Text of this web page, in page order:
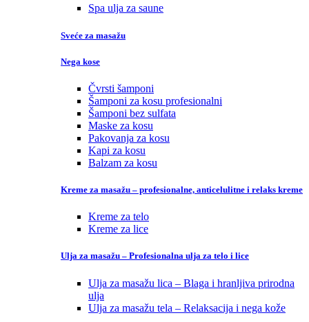
Spa ulja za saune
Sveće za masažu
Nega kose
Čvrsti šamponi
Šamponi za kosu profesionalni
Šamponi bez sulfata
Maske za kosu
Pakovanja za kosu
Kapi za kosu
Balzam za kosu
Kreme za masažu – profesionalne, anticelulitne i relaks kreme
Kreme za telo
Kreme za lice
Ulja za masažu – Profesionalna ulja za telo i lice
Ulja za masažu lica – Blaga i hranljiva prirodna
ulja
Ulja za masažu tela – Relaksacija i nega kože